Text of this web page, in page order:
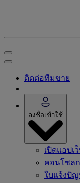
ติดต่อทีมขาย
ลงชื่อเข้าใช้
เปิดแอปเ
คอนโซล
ใบแจ้งปั